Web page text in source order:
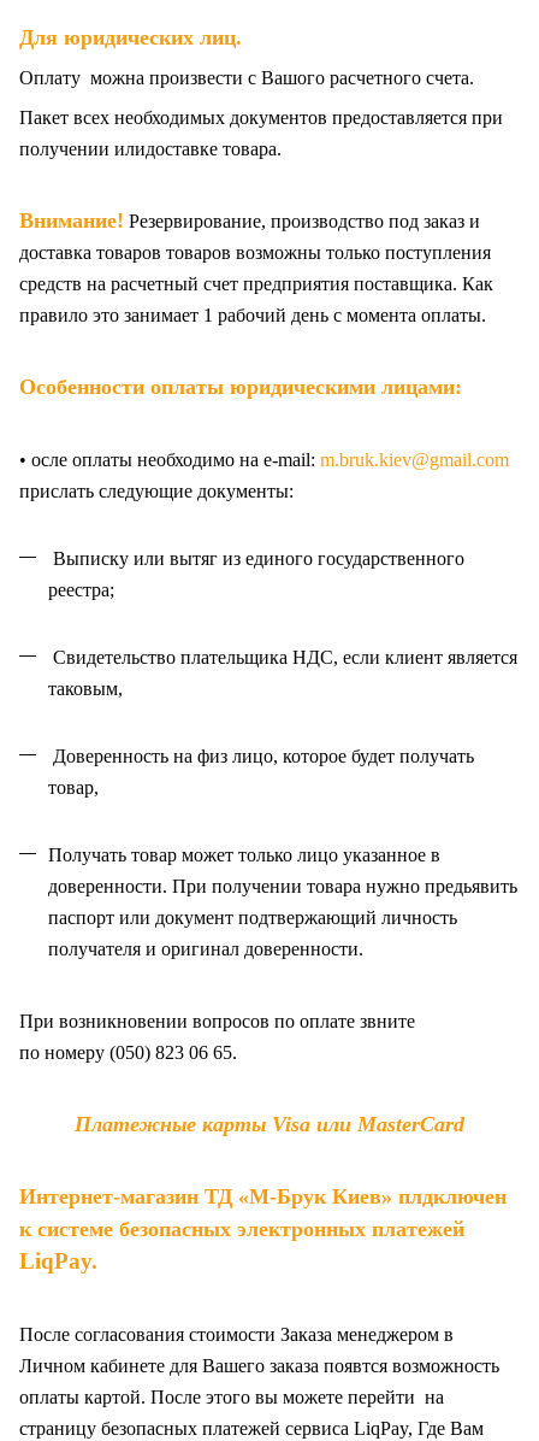
Для юридических лиц.
Оплату можна произвести с Вашого расчетного счета.
Пакет всех необходимых документов предоставляется при
получении илидоставке товара.
Внимание! Резервирование, производство под заказ и
доставка товаров товаров возможны только поступления
средств на расчетный счет предприятия поставщика. Как
правило это занимает 1 рабочий день с момента оплаты.
Особенности оплаты юридическими лицами:
• осле оплаты необходимо на e-mail: m.bruk.kiev@gmail.com
прислать следующие документы:
Выписку или вытяг из единого государственного
реестра;
Свидетельство плательщика НДС, если клиент является
таковым,
Доверенность на физ лицо, которое будет получать
товар,
Получать товар может только лицо указанное в
доверенности. При получении товара нужно предьявить
паспорт или документ подтвержающий личность
получателя и оригинал доверенности.
При возникновении вопросов по оплате звните
по номеру (050) 823 06 65.
Платежные карты Visa или MasterCard
Интернет-магазин ТД «М-Брук Киев» плдключен
к системе безопасных электронных платежей
LiqPay.
После согласования стоимости Заказа менеджером в
Личном кабинете для Вашего заказа появтся возможность
оплаты картой. После этого вы можете перейти на
страницу безопасных платежей сервиса LiqPay, Где Вам